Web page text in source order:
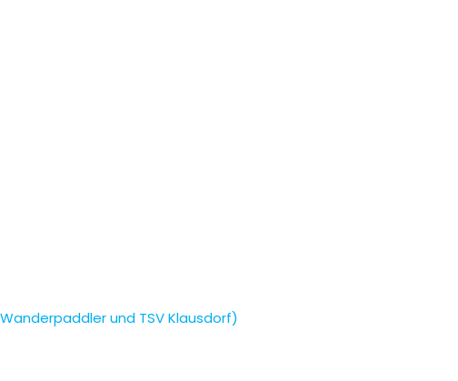
und TSV Klausdorf)